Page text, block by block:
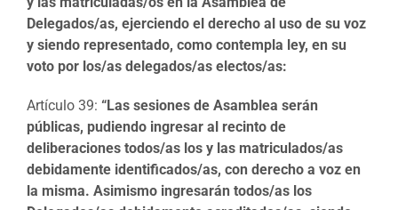
Delegados/as, ejerciendo el derecho al uso de su voz
y siendo representado, como contempla ley, en su
voto por los/as delegados/as electos/as:
Artículo 39: “Las sesiones de Asamblea serán
públicas, pudiendo ingresar al recinto de
deliberaciones todos/as los y las matriculados/as
debidamente identificados/as, con derecho a voz en
la misma. Asimismo ingresarán todos/as los